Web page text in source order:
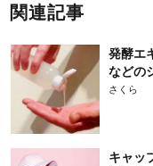
関連記事
発酵エ
などの
さくら
キャッ